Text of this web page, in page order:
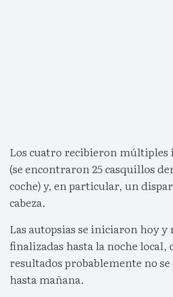
Los cuatro recibieron múltiples
(se encontraron 25 casquillos
coche) y, en particular, un
cabeza.
Las autopsias se iniciaron hoy y
finalizadas hasta la noche local,
resultados probablemente no
hasta mañana.